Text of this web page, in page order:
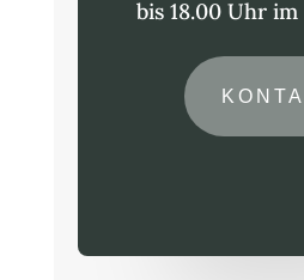
bis 18.00 Uhr